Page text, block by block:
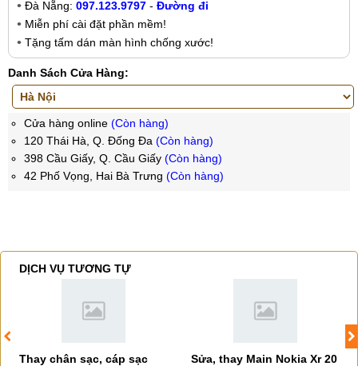
Đà Nẵng: 097.123.9797 - Đường đi
Miễn phí cài đặt phần mềm!
Tặng tấm dán màn hình chống xước!
Danh Sách Cửa Hàng:
Cửa hàng online (Còn hàng)
120 Thái Hà, Q. Đống Đa (Còn hàng)
398 Cầu Giấy, Q. Cầu Giấy (Còn hàng)
42 Phố Vọng, Hai Bà Trưng (Còn hàng)
DỊCH VỤ TƯƠNG TỰ
Thay chân sạc, cáp sạc
Sửa, thay Main Nokia Xr 20